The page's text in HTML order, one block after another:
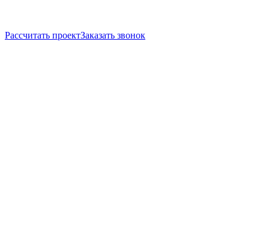
Рассчитать проектЗаказать звонок